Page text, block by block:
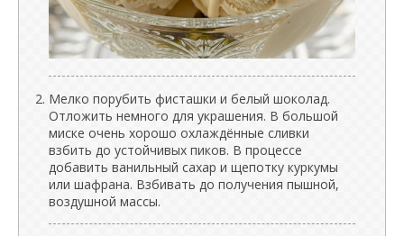
Мелко порубить фисташки и белый шоколад.
Отложить немного для украшения. В большой
миске очень хорошо охлаждённые сливки
взбить до устойчивых пиков. В процессе
добавить ванильный сахар и щепотку куркумы
или шафрана. Взбивать до получения пышной,
воздушной массы.